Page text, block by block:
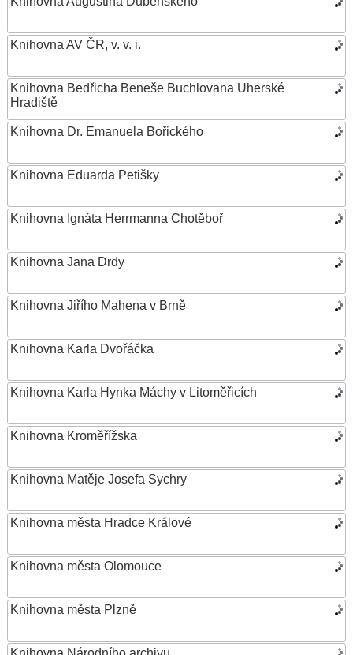
Knihovna AV ČR, v. v. i.
Knihovna Bedřicha Beneše Buchlovana Uherské
Hradiště
Knihovna Dr. Emanuela Bořického
Knihovna Eduarda Petišky
Knihovna Ignáta Herrmanna Chotěboř
Knihovna Jana Drdy
Knihovna Jiřího Mahena v Brně
Knihovna Karla Dvořáčka
Knihovna Karla Hynka Máchy v Litoměřicích
Knihovna Kroměřížska
Knihovna Matěje Josefa Sychry
Knihovna města Hradce Králové
Knihovna města Olomouce
Knihovna města Plzně